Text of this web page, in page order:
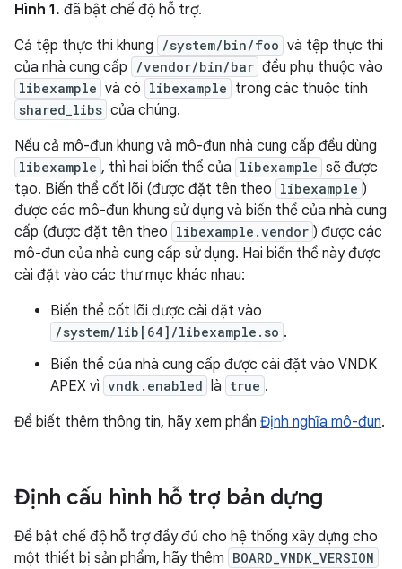
Hình 1. đã bật chế độ hỗ trợ.
Cả tệp thực thi khung
/system/bin/foo và tệp thực thi
của nhà cung cấp
/vendor/bin/bar đều phụ thuộc vào
libexample và có libexample trong các thuộc tính
shared_libs của chúng.
Nếu cả mô-đun khung và mô-đun nhà cung cấp đều dùng
libexample , thì hai biến thể của libexample sẽ được
tạo. Biến thể cốt lõi (được đặt tên theo libexample )
được các mô-đun khung sử dụng và biến thể của nhà cung
cấp (được đặt tên theo libexample.vendor ) được các
mô-đun của nhà cung cấp sử dụng. Hai biến thể này được
cài đặt vào các thư mục khác nhau:
Biến thể cốt lõi được cài đặt vào
/system/lib[64]/libexample.so .
Biến thể của nhà cung cấp được cài đặt vào VNDK
APEX vì vndk.enabled là true .
Để biết thêm thông tin, hãy xem phần Định nghĩa mô-đun.
Định cấu hình hỗ trợ bản dựng
Để bật chế độ hỗ trợ đầy đủ cho hệ thống xây dựng cho
một thiết bị sản phẩm, hãy thêm BOARD_VNDK_VERSION